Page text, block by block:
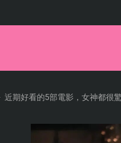
近期好看的5部電影，女神都很